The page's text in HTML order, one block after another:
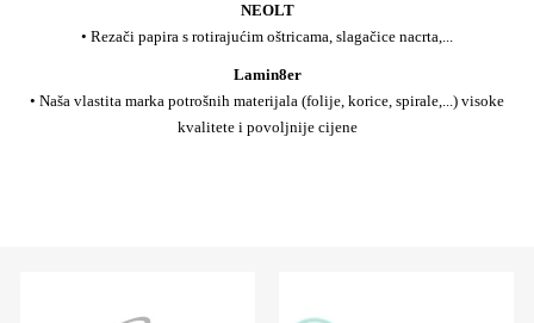
NEOLT
• Rezači papira s rotirajućim oštricama, slagačice nacrta,...
Lamin8er
• Naša vlastita marka potrošnih materijala (folije, korice, spirale,...) visoke
kvalitete i povoljnije cijene